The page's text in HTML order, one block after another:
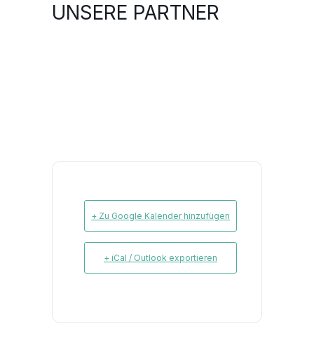
UNSERE PARTNER
+ Zu Google Kalender hinzufügen
+ iCal / Outlook exportieren